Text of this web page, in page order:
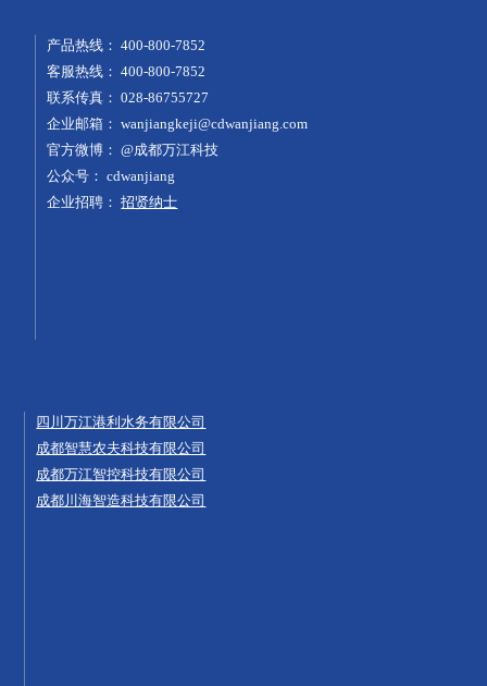
产品热线：400-800-7852
客服热线：400-800-7852
联系传真：028-86755727
企业邮箱：wanjiangkeji@cdwanjiang.com
官方微博：@成都万江科技
公众号：cdwanjiang
企业招聘：招贤纳士
四川万江港利水务有限公司
成都智慧农夫科技有限公司
成都万江智控科技有限公司
成都川海智造科技有限公司